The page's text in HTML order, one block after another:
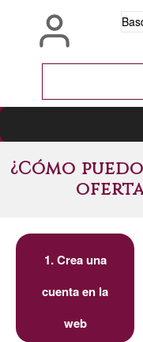
Main
navigation
¿Cómo
oferta
1. Crea una
cuenta en la
web